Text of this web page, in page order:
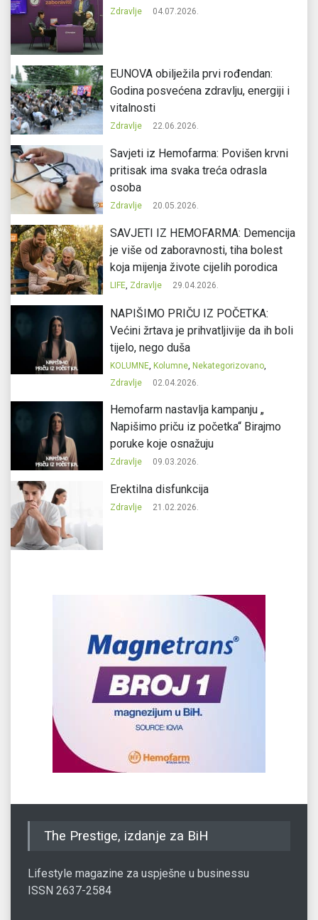
Zdravlje 04.07.2026.
EUNOVA obilježila prvi rođendan:
Godina posvećena zdravlju, energiji i
vitalnosti
Zdravlje 22.06.2026.
Savjeti iz Hemofarma: Povišen krvni
pritisak ima svaka treća odrasla
osoba
Zdravlje 20.05.2026.
SAVJETI IZ HEMOFARMA: Demencija
je više od zaboravnosti, tiha bolest
koja mijenja živote cijelih porodica
LIFE, Zdravlje 29.04.2026.
NAPIŠIMO PRIČU IZ POČETKA:
Većini žrtava je prihvatljivije da ih boli
tijelo, nego duša
KOLUMNE, Kolumne, Nekategorizovano,
Zdravlje
02.04.2026.
Hemofarm nastavlja kampanju „
Napišimo priču iz početka“ Birajmo
poruke koje osnažuju
Zdravlje 09.03.2026.
Erektilna disfunkcija
Zdravlje 21.02.2026.
The Prestige, izdanje za BiH
Lifestyle magazine za uspješne u businessu
ISSN 2637-2584